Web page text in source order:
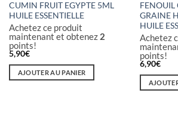
CUMIN FRUIT EGYPTE 5ML
HUILE ESSENTIELLE
Achetez ce produit
maintenant et obtenez 2
points!
5,90€
AJOUTER AU PANIER
FENOUIL
GRAINE
HUILE
Achetez
points!
6,90€